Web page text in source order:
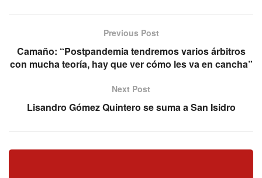
Previous Post
Camaño: “Postpandemia tendremos varios árbitros
con mucha teoría, hay que ver cómo les va en cancha”
Next Post
Lisandro Gómez Quintero se suma a San Isidro